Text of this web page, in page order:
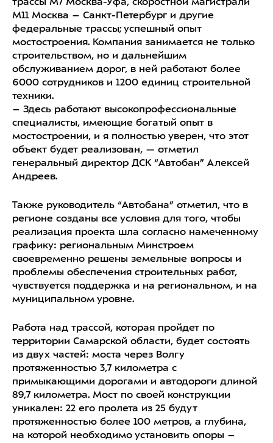
трассы М7 Москва-Уфа, скоростной магистрали
М11 Москва – Санкт-Петербург и другие
федеральные трассы; успешный опыт
мостостроения. Компания занимается не только
строительством, но и дальнейшим
обслуживанием дорог, в ней работают более
6000 сотрудников и 1200 единиц строительной
техники.
– Здесь работают высокопрофессиональные
специалисты, имеющие богатый опыт в
мостостроении, и я полностью уверен, что этот
объект будет реализован, — отметил
генеральный директор ДСК “Автобан” Алексей
Андреев.
Также руководитель “Автобана” отметил, что в
регионе созданы все условия для того, чтобы
реализация проекта шла согласно намеченному
графику: региональным Минстроем
своевременно решены земельные вопросы и
проблемы обеспечения строительных работ,
чувствуется поддержка и на региональном, и на
муниципальном уровне.
Работа над трассой, которая пройдет по
территории Самарской области, будет состоять
из двух частей: моста через Волгу
протяженностью 3,7 километра с
примыкающими дорогами и автодороги длиной
89,7 километра. Мост по своей конструкции
уникален: 22 его пролета из 25 будут
протяженностью более 100 метров, а глубина,
на которой необходимо установить опоры –